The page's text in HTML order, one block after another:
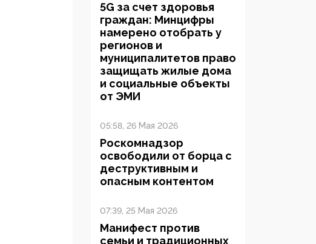
5G за счет здоровья
граждан: Минцифры
намерено отобрать у
регионов и
муниципалитетов право
защищать жилые дома
и социальные объекты
от ЭМИ
05:58, 26 Мая 2026
Роскомнадзор
освободили от борца с
деструктивным и
опасным контентом
07:39, 25 Мая 2026
Манифест против
семьи и традиционных